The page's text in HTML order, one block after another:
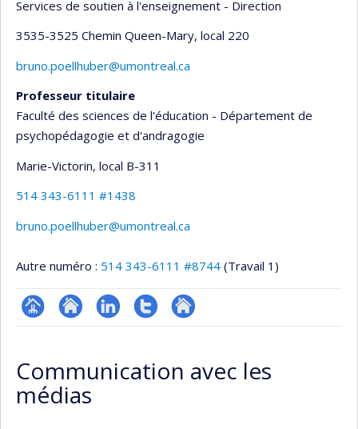
Services de soutien à l'enseignement - Direction
3535-3525 Chemin Queen-Mary, local 220
bruno.poellhuber@umontreal.ca
Professeur titulaire
Faculté des sciences de l'éducation - Département de
psychopédagogie et d'andragogie
Marie-Victorin, local B-311
514 343-6111 #1438
bruno.poellhuber@umontreal.ca
Autre numéro : 514 343-6111 #8744 (Travail 1)
Page
(faculté,département,école)
Site
de
l’unité
de
LinkedInCompteAutre
web
Communication avec les
médias